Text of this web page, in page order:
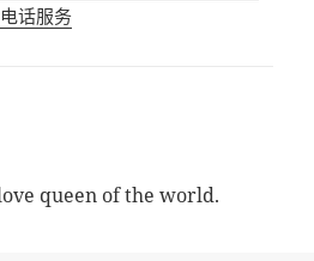
话服务
queen of the world.